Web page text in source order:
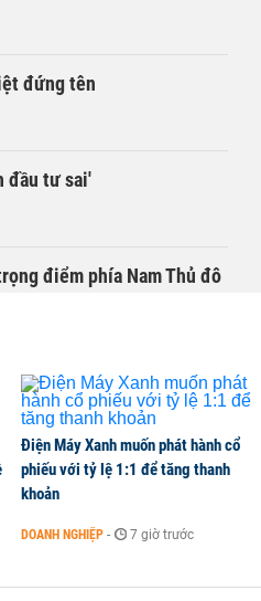
đứng tên
đầu tư sai'
điểm phía Nam Thủ đô
hình xu hướng nâng cấp
Nam
tháng 7
Điện Máy Xanh muốn phát hành cổ
phiếu với tỷ lệ 1:1 để tăng thanh
khoản
DOANH NGHIỆP - 7 giờ trước